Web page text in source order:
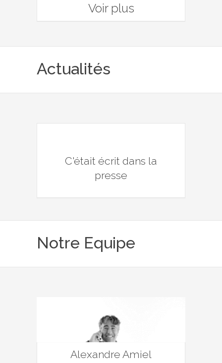
Voir plus
Actualités
C'était écrit dans la
presse
Notre Equipe
Alexandre Amiel